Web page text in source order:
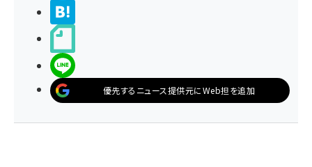
優先するニュース提供元にWeb担を追加